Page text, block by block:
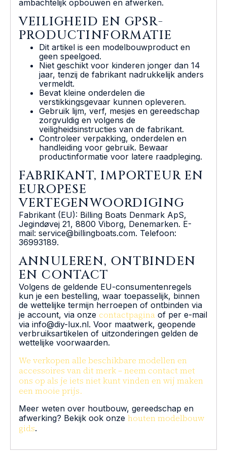
ambachtelijk opbouwen en afwerken.
VEILIGHEID EN GPSR-
PRODUCTINFORMATIE
Dit artikel is een modelbouwproduct en
geen speelgoed.
Niet geschikt voor kinderen jonger dan 14
jaar, tenzij de fabrikant nadrukkelijk anders
vermeldt.
Bevat kleine onderdelen die
verstikkingsgevaar kunnen opleveren.
Gebruik lijm, verf, mesjes en gereedschap
zorgvuldig en volgens de
veiligheidsinstructies van de fabrikant.
Controleer verpakking, onderdelen en
handleiding voor gebruik. Bewaar
productinformatie voor latere raadpleging.
FABRIKANT, IMPORTEUR EN
EUROPESE
VERTEGENWOORDIGING
Fabrikant (EU): Billing Boats Denmark ApS,
Jegindøvej 21, 8800 Viborg, Denemarken. E-
mail: service@billingboats.com. Telefoon:
36993189.
ANNULEREN, ONTBINDEN
EN CONTACT
Volgens de geldende EU-consumentenregels
kun je een bestelling, waar toepasselijk, binnen
de wettelijke termijn herroepen of ontbinden via
je account, via onze contactpagina of per e-mail
via info@diy-lux.nl. Voor maatwerk, geopende
verbruiksartikelen of uitzonderingen gelden de
wettelijke voorwaarden.
We verkopen alle beschikbare modellen en
accessoires van dit merk – neem contact met
ons op als je iets niet kunt vinden en wij maken
een mooie prijs.
Meer weten over houtbouw, gereedschap en
afwerking? Bekijk ook onze houten modelbouw
gids.